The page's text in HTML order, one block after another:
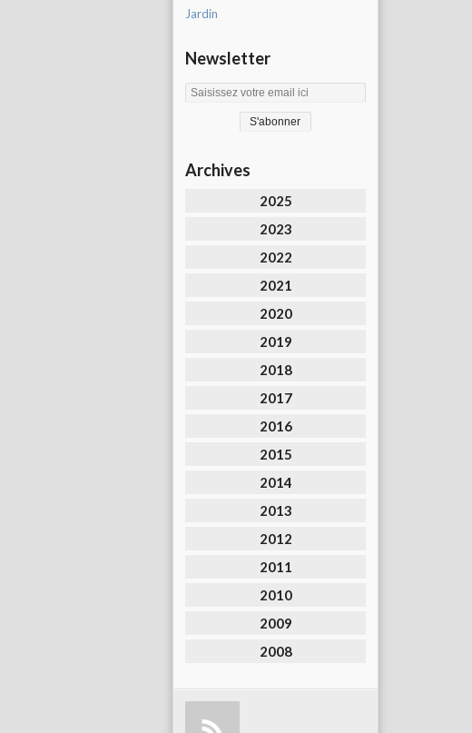
Jardin
Newsletter
Archives
2025
2023
2022
2021
2020
2019
2018
2017
2016
2015
2014
2013
2012
2011
2010
2009
2008